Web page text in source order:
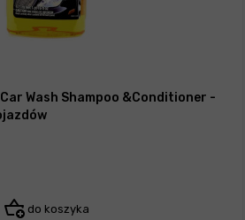
Wash Shampoo &Conditioner -
do koszyka